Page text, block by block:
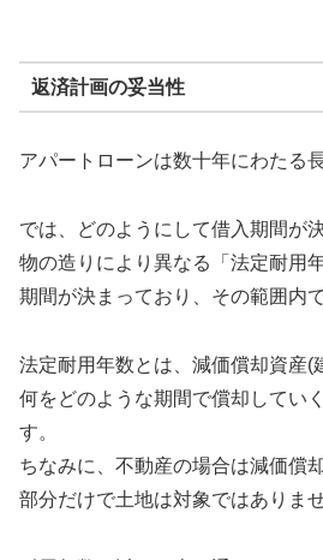
返済計画の妥当性
アパートローンは数十年にわたる
では、どのようにして借入期間が
物の造りにより異なる「法定耐用
期間が決まっており、その範囲内
法定耐用年数とは、減価償却資産(
何をどのような期間で償却してい
す。
ちなみに、不動産の場合は減価償
部分だけで土地は対象ではありませ